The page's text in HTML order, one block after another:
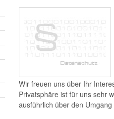
Wir freuen uns über Ihr
Privatsphäre ist für uns sehr
ausführlich über den